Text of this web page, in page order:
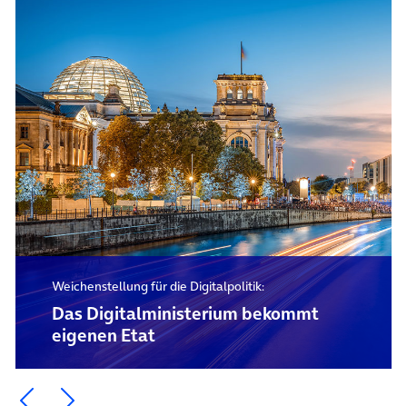
Weichenstellung für die Digitalpolitik:
Das Digital­ministerium bekommt
eigenen Etat
Ein Element zurück blättern
Ein Element weiter blättern